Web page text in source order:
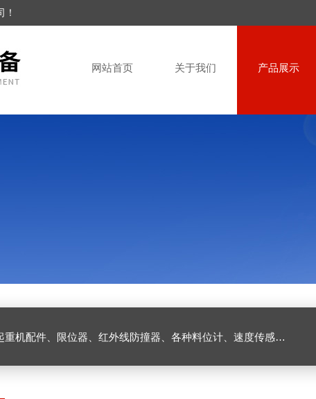
网站首页 关于我们 产品展示
配件、限位器、红外线防撞器、各种料位计、速度传感器、堵煤开关等